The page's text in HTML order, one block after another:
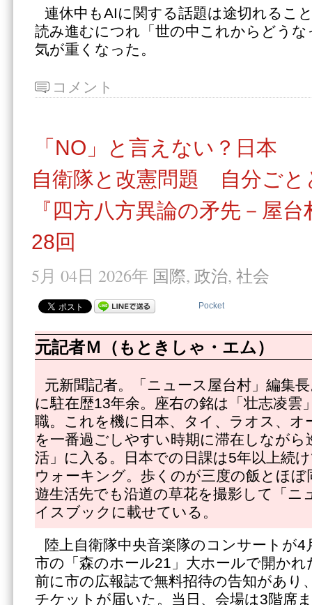
連休中もAIに関する話題は途切れるこ
読み進むにつれ「世の中これからどう
気が重くなった。
コメント
「NO」と言えない？日本
自衛隊と改憲問題 自分ごと
『四方八方異論の矛先－屋
28回
5月 04日 2026年 国際, 政治, 社会
Pocket
元記者Ｍ（もときしゃ・エム）
元新聞記者。「ニュース屋台村」編集
に駐在歴13年余。座右の銘は「壮志凌雲
職。これを機に日本、タイ、ラオス、オ
を一番過ごしやすい時期に滞在しながら
活」に入る。日本での日課は5年以上続
ウォーキング。歩くのが三度の飯とほ
遊生活先でも沿道の草花を撮影して「ニ
イスブックに載せている。
陸上自衛隊中央音楽隊のコンサートが4
市の「森のホール21」大ホールで開か
前に市の広報誌で無料招待の告知があり
チケットが届いた。当日、会場は3階席